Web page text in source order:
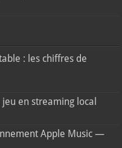
: les chiffres de
en streaming local
Apple Music —